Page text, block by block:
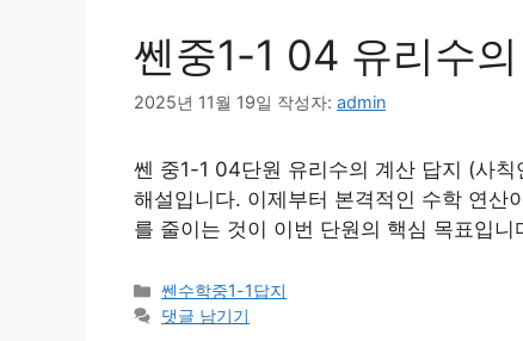
쎈중1-1 04 유리수
2025년 11월 19일 작성자: admin
쎈 중1-1 04단원 유리수의 계산 답지 (사
해설입니다. 이제부터 본격적인 수학 연
를 줄이는 것이 이번 단원의 핵심 목표
카
테
쎈수학중1-1답지
댓글 남기기